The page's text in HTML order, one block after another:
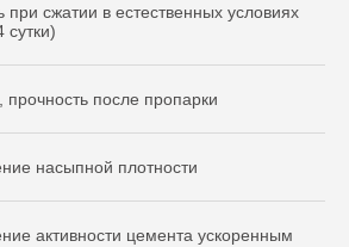
при сжатии в естественных условиях
сутки)
прочность после пропарки
насыпной плотности
активности цемента ускоренным